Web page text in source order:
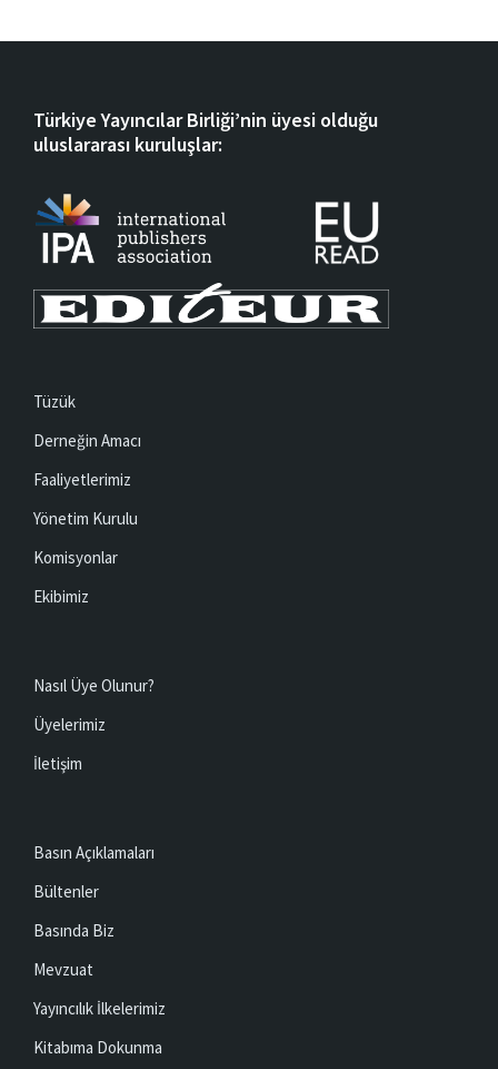
Türkiye Yayıncılar Birliği’nin üyesi olduğu
uluslararası kuruluşlar:
Tüzük
Derneğin Amacı
Faaliyetlerimiz
Yönetim Kurulu
Komisyonlar
Ekibimiz
Nasıl Üye Olunur?
Üyelerimiz
İletişim
Basın Açıklamaları
Bültenler
Basında Biz
Mevzuat
Yayıncılık İlkelerimiz
Kitabıma Dokunma